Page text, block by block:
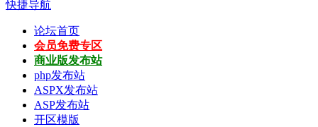
快捷导航
论坛首页
会员免费专区
商业版发布站
php发布站
ASPX发布站
ASP发布站
开区模版